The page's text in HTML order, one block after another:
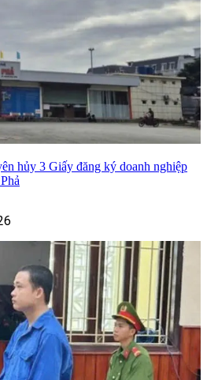
hủy 3 Giấy đăng ký doanh nghiệp